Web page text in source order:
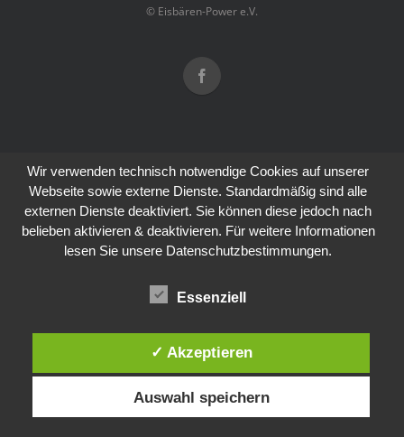
© Eisbären-Power e.V.
Wir verwenden technisch notwendige Cookies auf unserer
Webseite sowie externe Dienste. Standardmäßig sind alle
externen Dienste deaktiviert. Sie können diese jedoch nach
belieben aktivieren & deaktivieren. Für weitere Informationen
lesen Sie unsere Datenschutzbestimmungen.
Essenziell
✓ Akzeptieren
Auswahl speichern